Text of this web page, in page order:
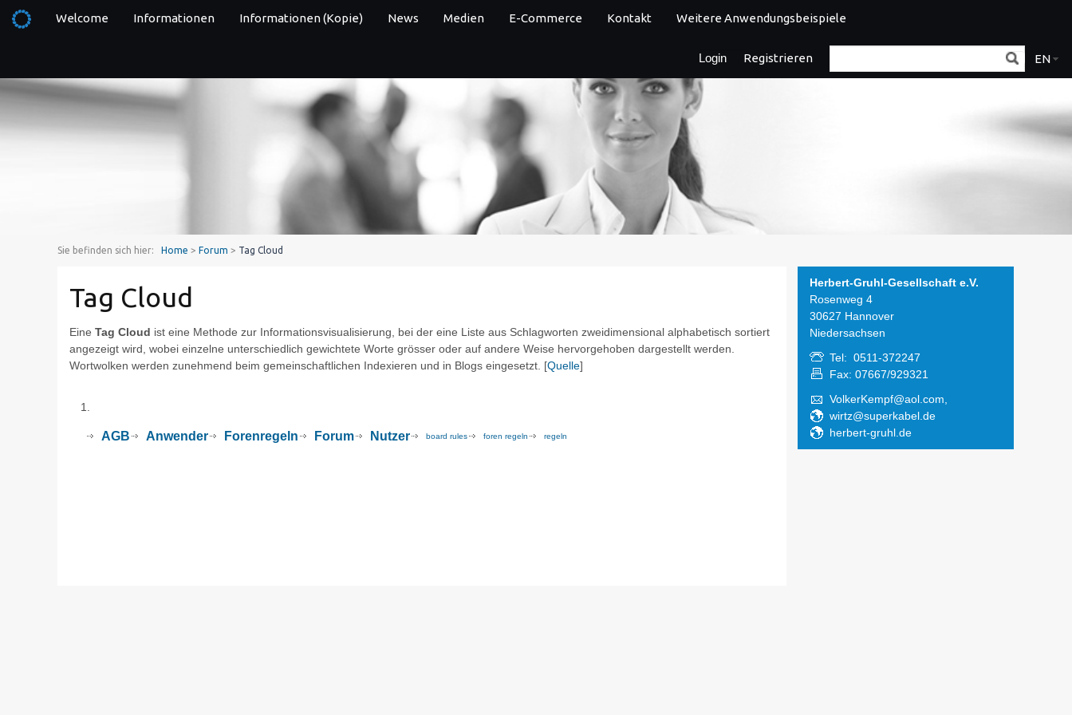
Welcome Informationen Informationen (Kopie) News Medien E-Commerce Kontakt Weitere Anwendungsbeispiele
Login Registrieren EN
Sie befinden sich hier: Home > Forum > Tag Cloud
Tag Cloud
Eine Tag Cloud ist eine Methode zur Informationsvisualisierung, bei der eine Liste aus Schlagworten zweidimensional alphabetisch sortiert
angezeigt wird, wobei einzelne unterschiedlich gewichtete Worte grösser oder auf andere Weise hervorgehoben dargestellt werden.
Wortwolken werden zunehmend beim gemeinschaftlichen Indexieren und in Blogs eingesetzt. [Quelle]
AGB Anwender Forenregeln Forum Nutzer board rules foren regeln regeln
Herbert-Gruhl-Gesellschaft e.V.
Rosenweg 4
30627 Hannover
Niedersachsen
Tel: 0511-372247
Fax: 07667/929321
VolkerKempf@aol.com,
wirtz@superkabel.de
herbert-gruhl.de